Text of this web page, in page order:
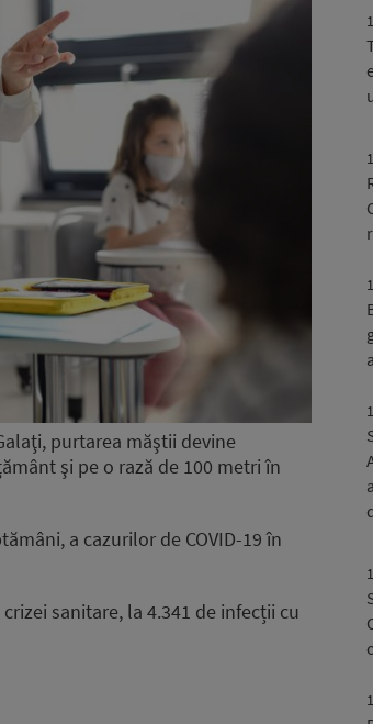
purtarea măştii devine
şi pe o rază de 100 metri în
a cazurilor de COVID-19 în
sanitare, la 4.341 de infecții cu